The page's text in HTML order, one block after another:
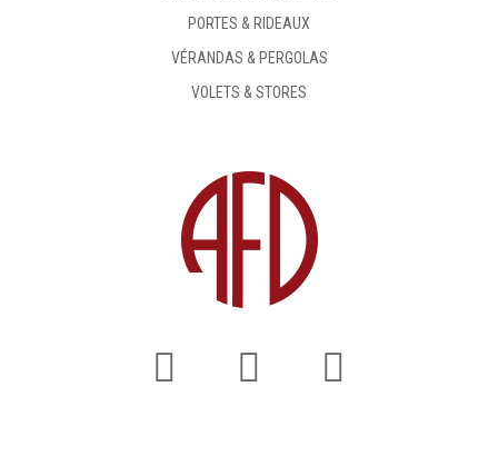
PORTES & RIDEAUX
VÉRANDAS & PERGOLAS
VOLETS & STORES